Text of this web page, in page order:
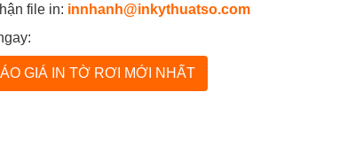
file in: innhanh@inkythuatso.com
GIÁ IN TỜ RƠI MỚI NHẤT